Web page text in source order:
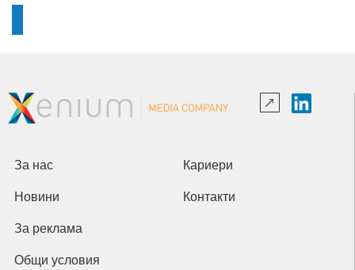
За нас Кариери
Новини Контакти
За реклама
Общи условия